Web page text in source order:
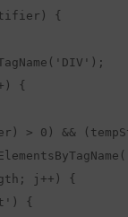
{
{
> 0) &&
j++) {
{